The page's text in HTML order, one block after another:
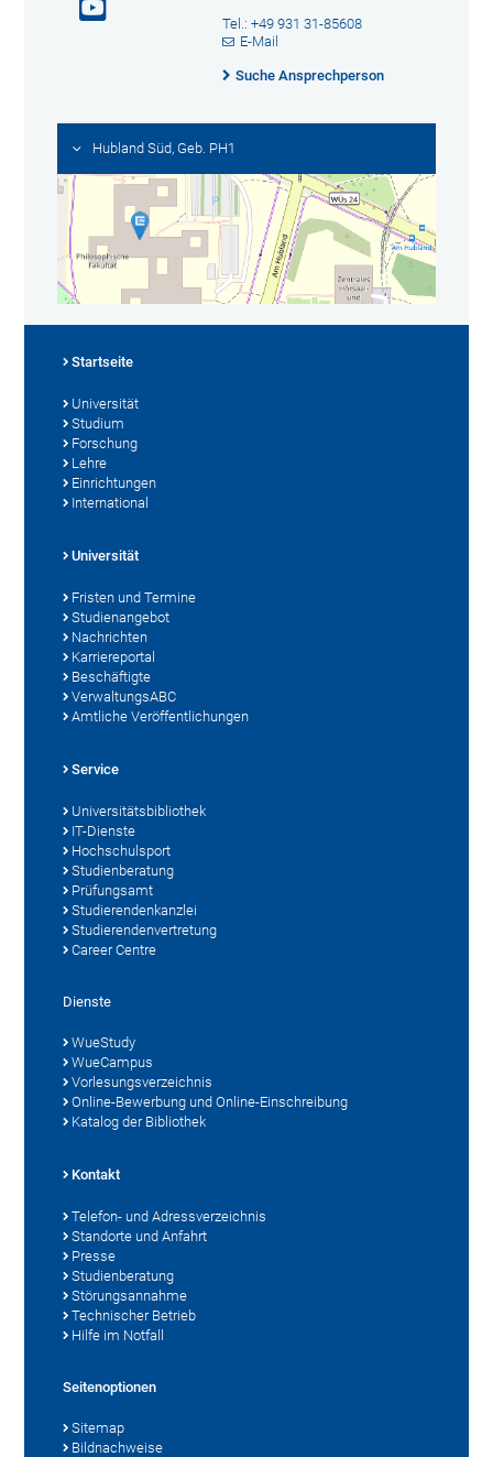
Tel.: +49 931 31-85608
E-Mail
Suche Ansprechperson
Hubland Süd, Geb. PH1
Startseite
Universität
Studium
Forschung
Lehre
Einrichtungen
International
Universität
Fristen und Termine
Studienangebot
Nachrichten
Karriereportal
Beschäftigte
VerwaltungsABC
Amtliche Veröffentlichungen
Service
Universitätsbibliothek
IT-Dienste
Hochschulsport
Studienberatung
Prüfungsamt
Studierendenkanzlei
Studierendenvertretung
Career Centre
Dienste
WueStudy
WueCampus
Vorlesungsverzeichnis
Online-Bewerbung und Online-Einschreibung
Katalog der Bibliothek
Kontakt
Telefon- und Adressverzeichnis
Standorte und Anfahrt
Presse
Studienberatung
Störungsannahme
Technischer Betrieb
Hilfe im Notfall
Seitenoptionen
Sitemap
Bildnachweise